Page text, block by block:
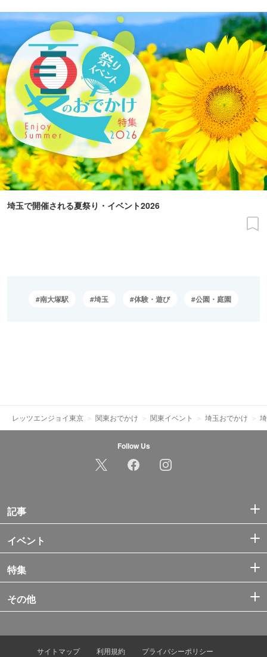
埼玉で開催される夏祭り・イベント2026
南大塚駅 埼玉 体験・遊び 公園・庭園
レッツエンジョイ東京 関東おでかけ 関東イベント 埼玉おでかけ
Follow Us
記事
イベント
特集
その他
サイトマップ 利用規約 プライバシーポリシー